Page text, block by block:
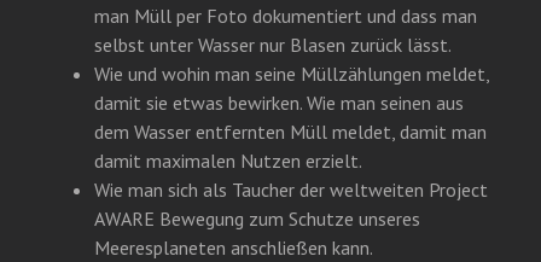
man Müll per Foto dokumentiert und dass man
selbst unter Wasser nur Blasen zurück lässt.
Wie und wohin man seine Müllzählungen meldet,
damit sie etwas bewirken. Wie man seinen aus
dem Wasser entfernten Müll meldet, damit man
damit maximalen Nutzen erzielt.
Wie man sich als Taucher der weltweiten Project
AWARE Bewegung zum Schutze unseres
Meeresplaneten anschließen kann.